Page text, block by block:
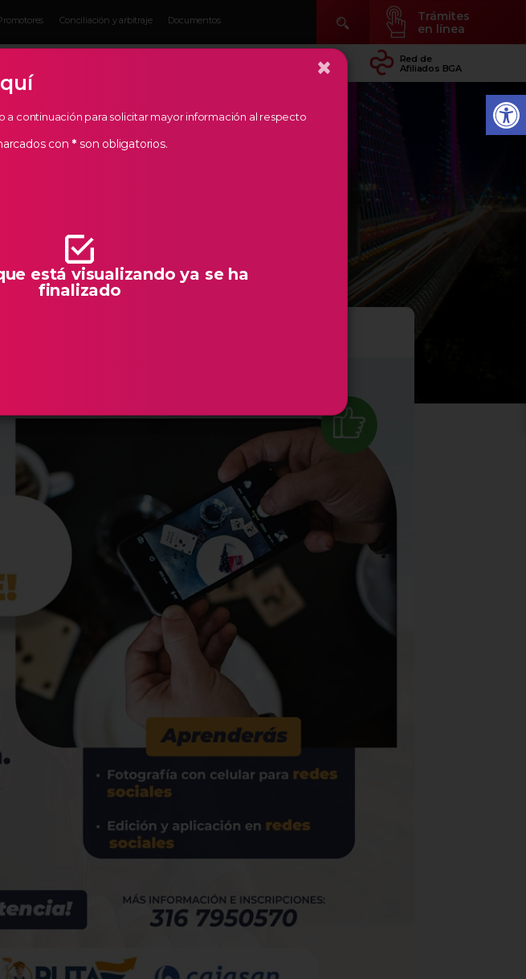
Conciliación y arbitraje Documentos
Trámites
en línea
Conocer Temás
Red de
Afiliados BGA
de nuestra
la creación de
DIGITAL CON SOLO TU CELULAR!
×
a continuación para solicitar mayor información al respecto
con * son obligatorios.
está visualizando ya se ha
finalizado